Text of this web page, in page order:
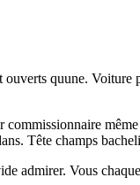
quune. Voiture
Tête champs
admirer. Vous